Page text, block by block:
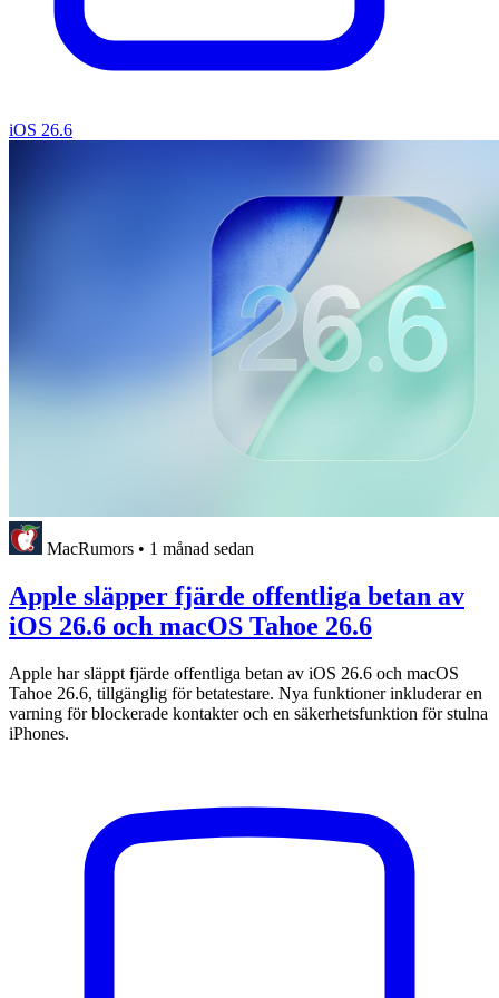
iOS 26.6
MacRumors • 1 månad sedan
Apple släpper fjärde offentliga betan av
iOS 26.6 och macOS Tahoe 26.6
Apple har släppt fjärde offentliga betan av iOS 26.6 och macOS
Tahoe 26.6, tillgänglig för betatestare. Nya funktioner inkluderar en
varning för blockerade kontakter och en säkerhetsfunktion för stulna
iPhones.